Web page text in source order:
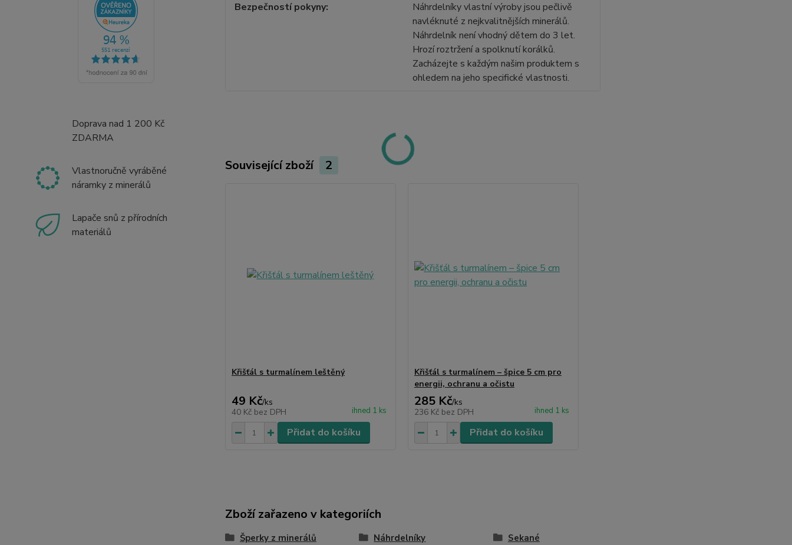
Doprava nad 1 200 Kč
ZDARMA
Vlastnoručně vyráběné
náramky z minerálů
Lapače snů z přírodních
materiálů
Bezpečností pokyny
Náhrdelníky vlastní výroby jsou pečlivě
navléknuté z nejkvalitnějších minerálů.
Náhrdelník není vhodný dětem do 3 let.
Hrozí roztržení a spolknutí korálků.
Zacházejte s každým našim produktem s
ohledem na jeho specifické vlastnosti.
Související zboží 2
Křišťál s turmalínem leštěný
49 Kč/ks
40 Kč bez DPH ihned 1 ks
Přidat do košíku
Křišťál s turmalínem – špice 5 cm pro
energii, ochranu a očistu
285 Kč/ks
236 Kč bez DPH ihned 1 ks
Přidat do košíku
Zboží zařazeno v kategoriích
Šperky z minerálů Náhrdelníky Sekané